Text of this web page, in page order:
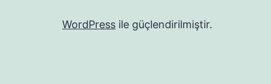
WordPress ile güçlendirilmiştir.